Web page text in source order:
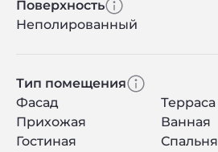
Поверхность
Неполированный
Тип помещения
Фасад
Терраса
Прихожая
Ванная
Гостиная
Спальня